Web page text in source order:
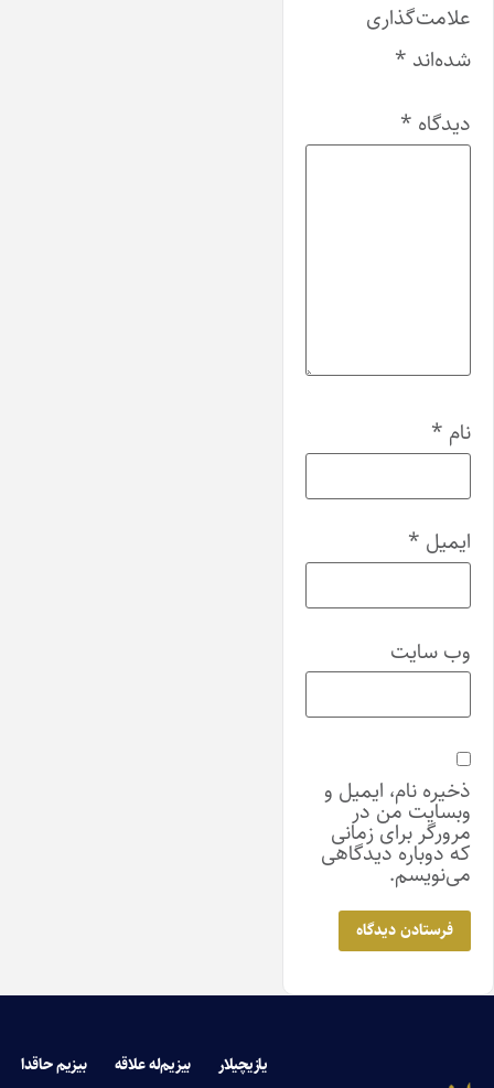
علامت‌گذاری
شده‌اند *
دیدگاه *
نام *
ایمیل *
وب‌ سایت
ذخیره نام، ایمیل و
وبسایت من در
مرورگر برای زمانی
که دوباره دیدگاهی
می‌نویسم.
یازیچیلار بیزیم‌له علاقه بیزیم حاقدا